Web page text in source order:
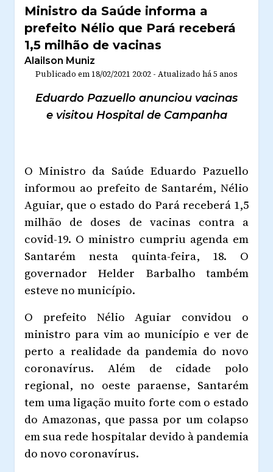
Ministro da Saúde informa a
prefeito Nélio que Pará receberá
1,5 milhão de vacinas
Alailson Muniz
Publicado em 18/02/2021 20:02 - Atualizado há 5 anos
Eduardo Pazuello anunciou vacinas
e visitou Hospital de Campanha
O Ministro da Saúde Eduardo Pazuello
informou ao prefeito de Santarém, Nélio
Aguiar, que o estado do Pará receberá 1,5
milhão de doses de vacinas contra a
covid-19. O ministro cumpriu agenda em
Santarém nesta quinta-feira, 18. O
governador Helder Barbalho também
esteve no município.
O prefeito Nélio Aguiar convidou o
ministro para vim ao município e ver de
perto a realidade da pandemia do novo
coronavírus. Além de cidade polo
regional, no oeste paraense, Santarém
tem uma ligação muito forte com o estado
do Amazonas, que passa por um colapso
em sua rede hospitalar devido à pandemia
do novo coronavírus.